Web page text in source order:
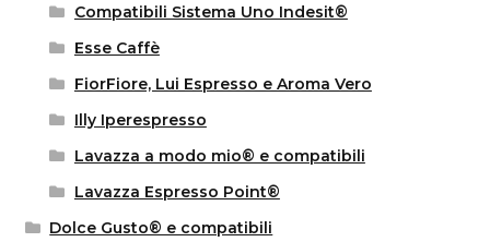
Compatibili Sistema Uno Indesit®
Esse Caffè
FiorFiore, Lui Espresso e Aroma Vero
Illy Iperespresso
Lavazza a modo mio® e compatibili
Lavazza Espresso Point®
Dolce Gusto® e compatibili